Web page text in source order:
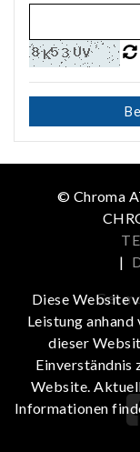
© Chroma
|
Get
Diese Website
Leistung
dieser
Einverständnis
Website.
Informationen